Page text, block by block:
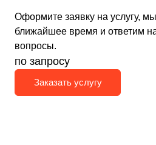
Оформите заявку на услугу,
ближайшее время и ответим
вопросы.
по запросу
Заказать услугу